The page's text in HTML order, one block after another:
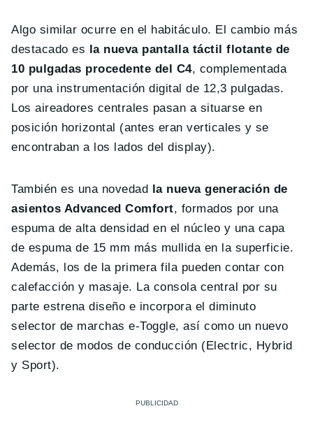
Algo similar ocurre en el habitáculo. El cambio más
destacado es
la nueva pantalla táctil flotante de
10 pulgadas procedente del C4, complementada
por una instrumentación digital de 12,3 pulgadas.
Los aireadores centrales pasan a situarse en
posición horizontal (antes eran verticales y se
encontraban a los lados del display).
También es una novedad
la nueva generación de
asientos Advanced Comfort, formados por una
espuma de alta densidad en el núcleo y una capa
de espuma de 15 mm más mullida en la superficie.
Además, los de la primera fila pueden contar con
calefacción y masaje. La consola central por su
parte estrena diseño e incorpora el diminuto
selector de marchas e-Toggle, así como un nuevo
selector de modos de conducción (Electric, Hybrid
y Sport).